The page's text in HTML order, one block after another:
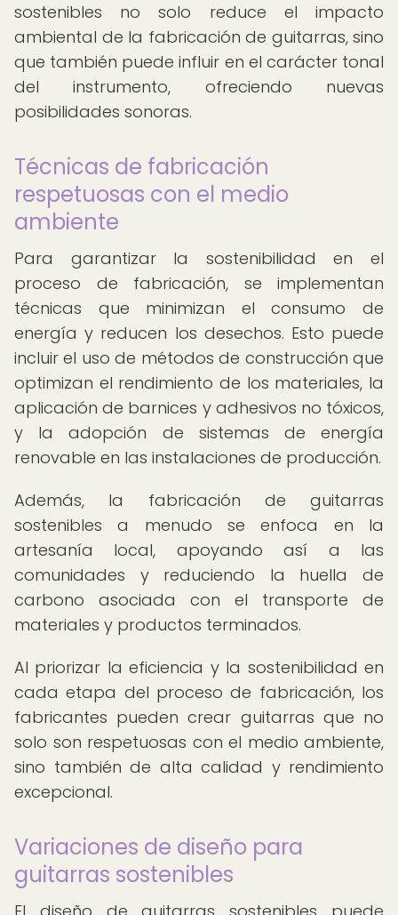
sostenibles no solo reduce el impacto
ambiental de la fabricación de guitarras, sino
que también puede influir en el carácter tonal
del instrumento, ofreciendo nuevas
posibilidades sonoras.
Técnicas de fabricación
respetuosas con el medio
ambiente
Para garantizar la sostenibilidad en el
proceso de fabricación, se implementan
técnicas que minimizan el consumo de
energía y reducen los desechos. Esto puede
incluir el uso de métodos de construcción que
optimizan el rendimiento de los materiales, la
aplicación de barnices y adhesivos no tóxicos,
y la adopción de sistemas de energía
renovable en las instalaciones de producción.
Además, la fabricación de guitarras
sostenibles a menudo se enfoca en la
artesanía local, apoyando así a las
comunidades y reduciendo la huella de
carbono asociada con el transporte de
materiales y productos terminados.
Al priorizar la eficiencia y la sostenibilidad en
cada etapa del proceso de fabricación, los
fabricantes pueden crear guitarras que no
solo son respetuosas con el medio ambiente,
sino también de alta calidad y rendimiento
excepcional.
Variaciones de diseño para
guitarras sostenibles